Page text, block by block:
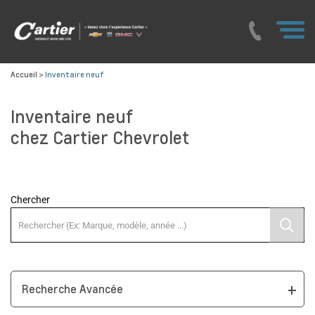
Accueil > Inventaire neuf
Inventaire neuf
chez Cartier Chevrolet
Chercher
Recherche Avancée